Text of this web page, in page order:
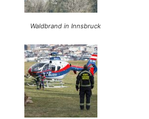
Waldbrand in Innsbruck